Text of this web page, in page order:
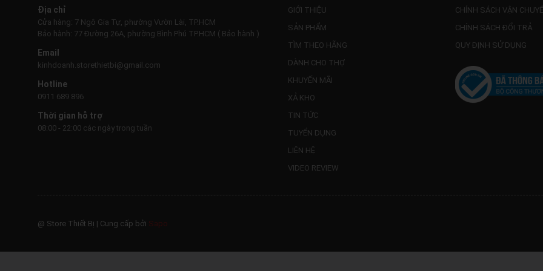
Địa chỉ
Cửa hàng: 7 Ngô Gia Tự, phường Vườn Lài, TP.HCM
Bảo hành: 77 Đường 26A, phường Bình Phú TP.HCM ( Bảo hành )
Email
kinhdoanh.storethietbi@gmail.com
Hotline
0911 689 896
Thời gian hỗ trợ
08:00 - 22:00 các ngày trong tuần
GIỚI THIỆU
SẢN PHẨM
TÌM THEO HÃNG
DÀNH CHO THỢ
KHUYẾN MÃI
XẢ KHO
TIN TỨC
TUYỂN DỤNG
LIÊN HỆ
VIDEO REVIEW
CHÍNH SÁCH VẬN
CHÍNH SÁCH ĐỔI TRẢ
QUY ĐỊNH SỬ DỤNG
@ Store Thiết Bị | Cung cấp bởi Sapo